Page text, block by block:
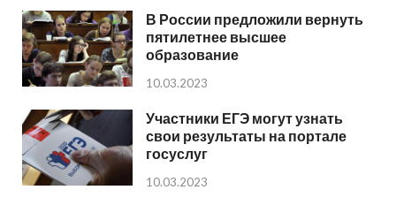
В России предложили вернуть
пятилетнее высшее
образование
10.03.2023
Участники ЕГЭ могут узнать
свои результаты на портале
госуслуг
10.03.2023